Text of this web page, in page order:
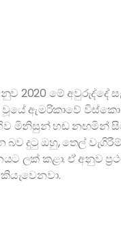
2020 මේ අවුරුද්දේ
වූයේ ඇමරිකාවේ
මිනිසුන් හඬ නඟමින්
දුටු ඔහු, තෙල් වැගිරීම්,
ලක් කළා. ඒ අනුව